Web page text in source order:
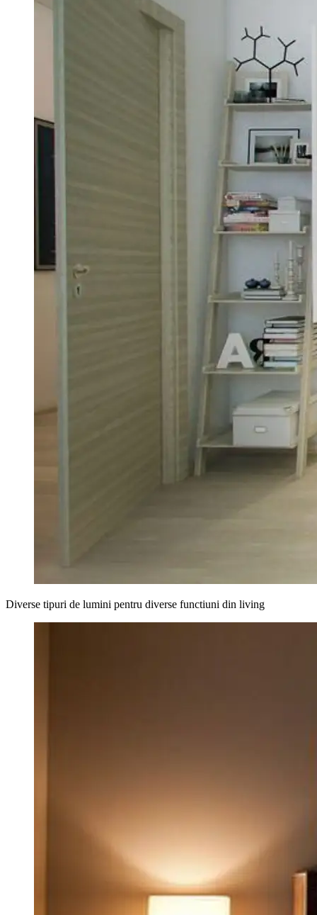
Diverse tipuri de lumini pentru diverse functiuni din living